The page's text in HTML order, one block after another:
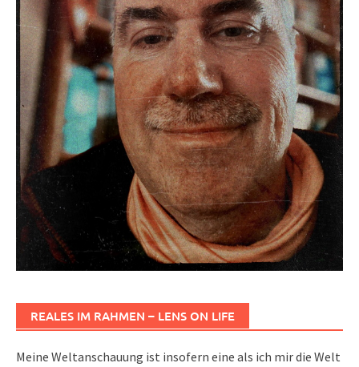
REALES IM RAHMEN – LENS ON LIFE
Meine Weltanschauung ist insofern eine als ich mir die Welt